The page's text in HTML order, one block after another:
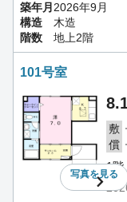
築年月 2026年9月
構造
木造
階数
地上2階
101号室
写真を見る
敷
償
1階